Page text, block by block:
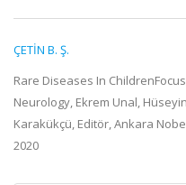
ÇETİN B. Ş.
Rare Diseases In
Neurology, Ekrem Unal,
Karakükçü, Editör, Ankara
2020